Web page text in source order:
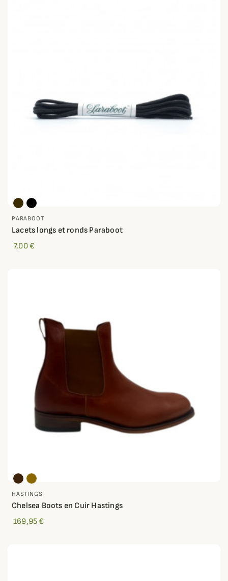
PARABOOT
Lacets longs et ronds Paraboot
7,00 €
HASTINGS
Chelsea Boots en Cuir Hastings
169,95 €